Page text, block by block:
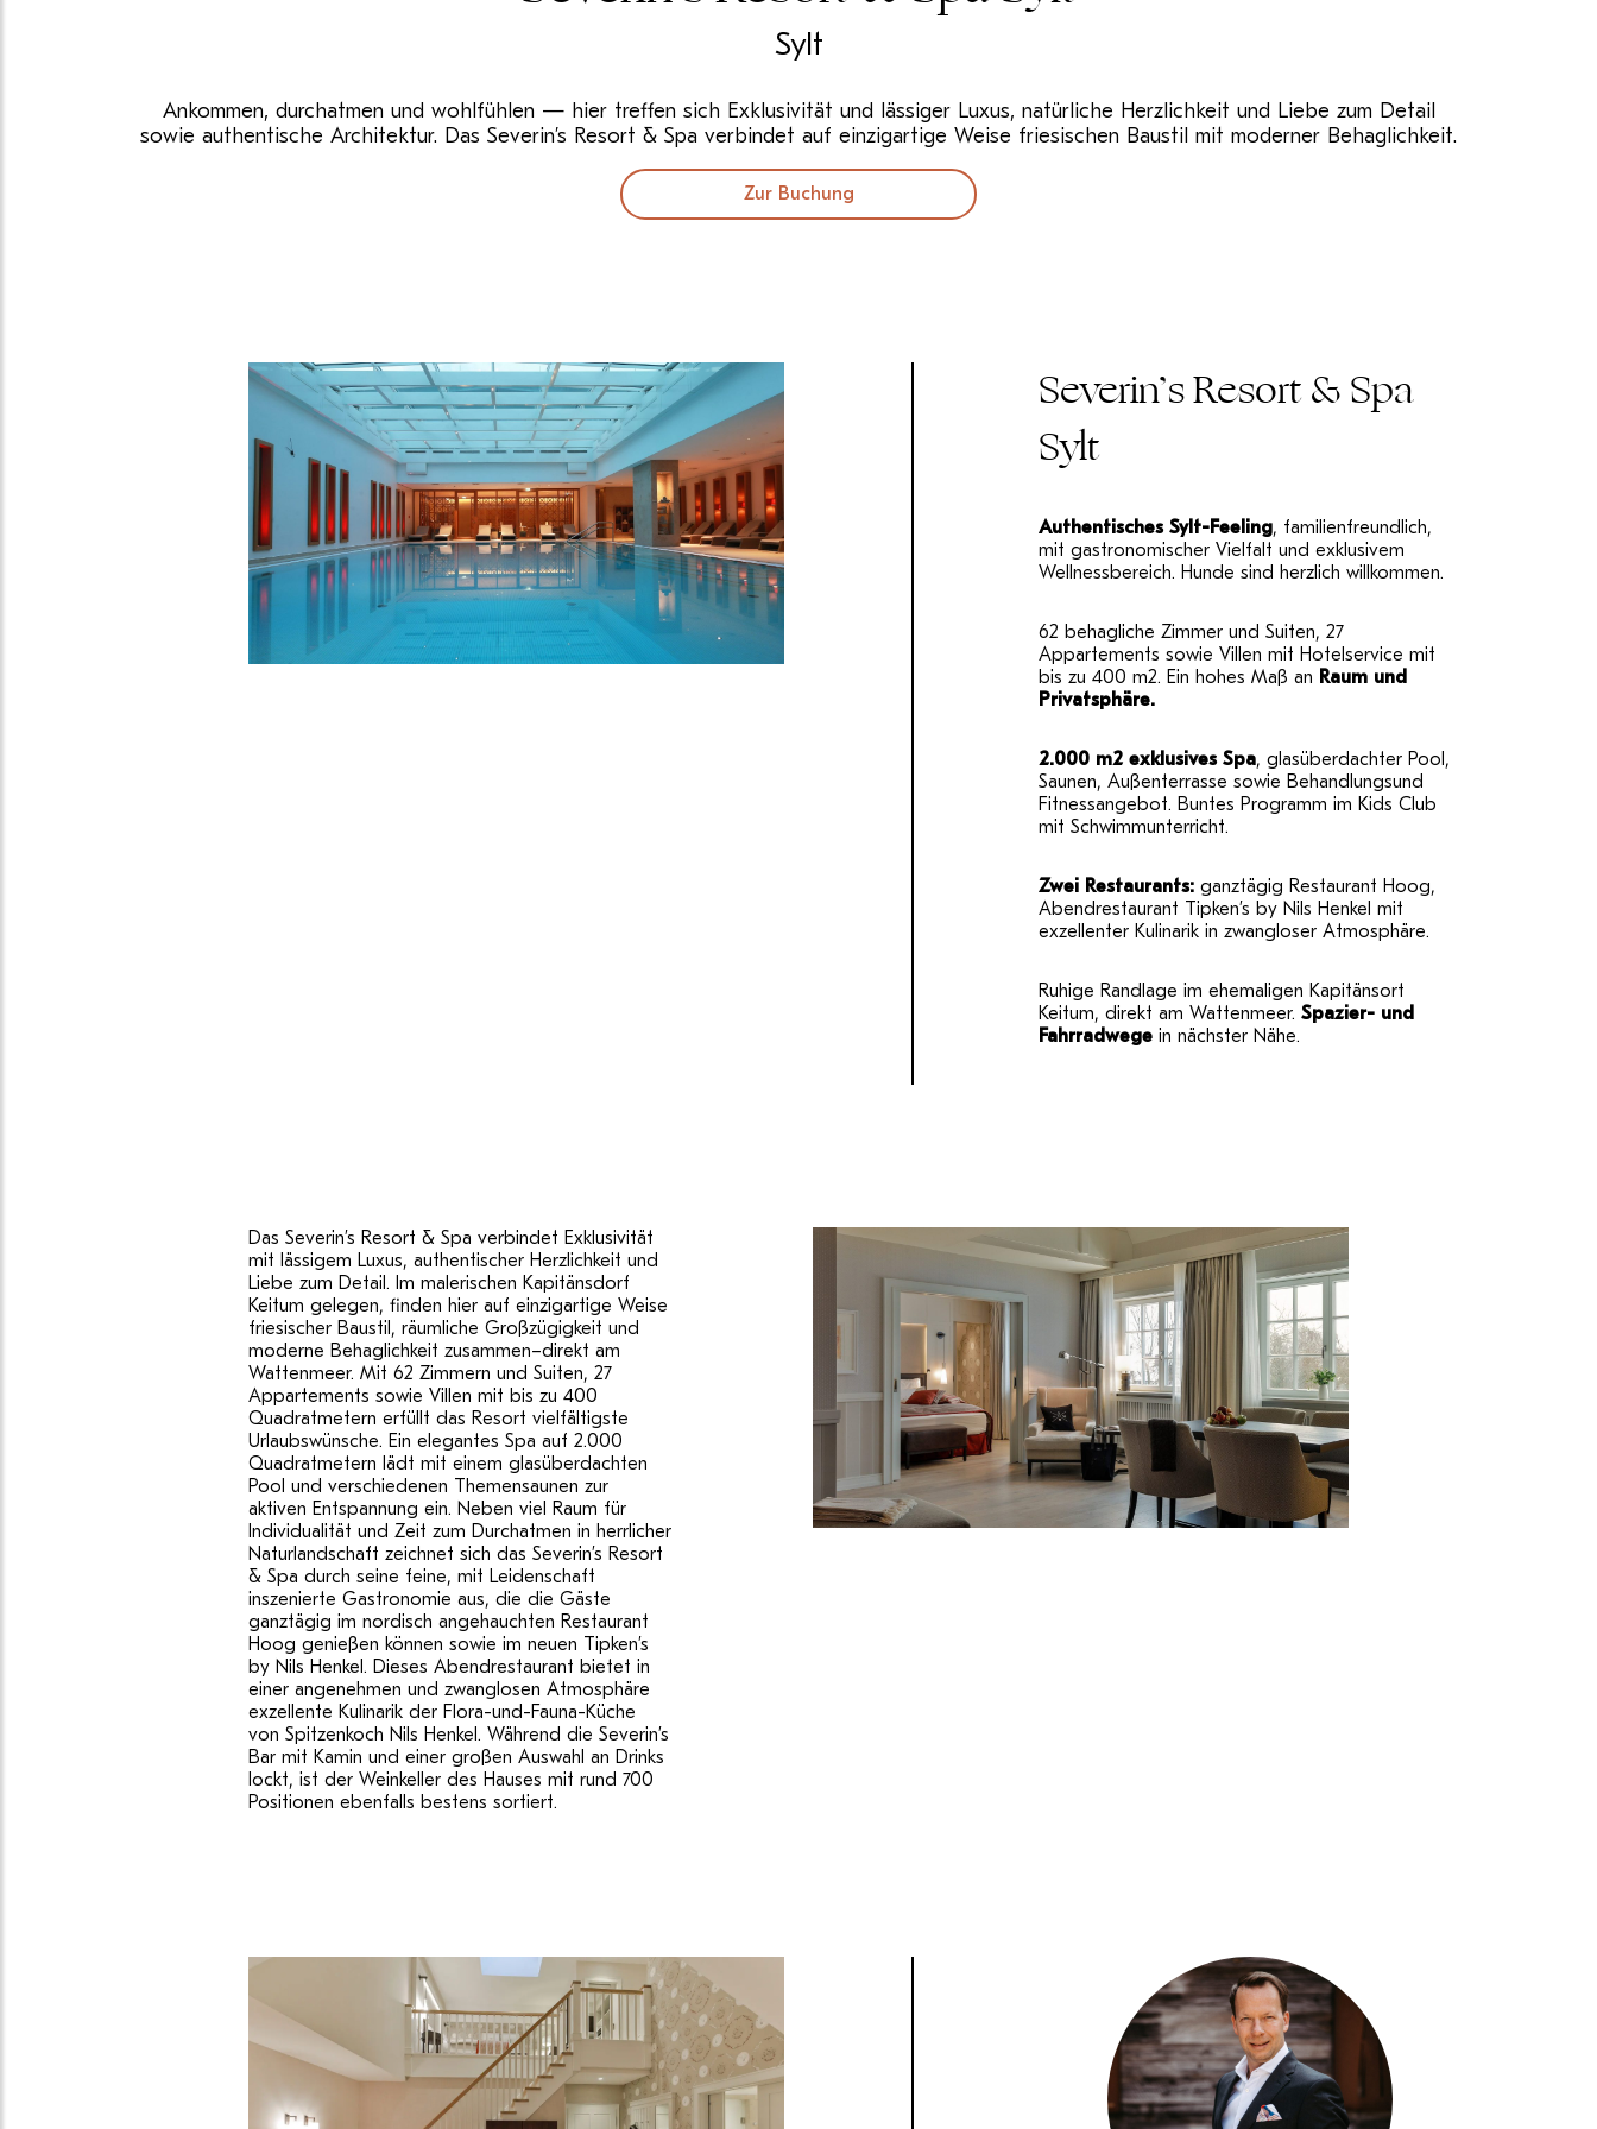
Sylt
Ankommen, durchatmen und wohlfühlen — hier treffen sich Exklusivität und lässiger Luxus, natürliche Herzlichkeit und Liebe zum Detail
sowie authentische Architektur. Das Severin’s Resort & Spa verbindet auf einzigartige Weise friesischen Baustil mit moderner Behaglichkeit.
Zur Buchung
Severin’s Resort & Spa
Sylt
Authentisches Sylt-Feeling, familienfreundlich,
mit gastronomischer Vielfalt und exklusivem
Wellnessbereich. Hunde sind herzlich willkommen.
62 behagliche Zimmer und Suiten, 27
Appartements sowie Villen mit Hotelservice mit
bis zu 400 m2. Ein hohes Maß an Raum und
Privatsphäre.
2.000 m2 exklusives Spa, glasüberdachter Pool,
Saunen, Außenterrasse sowie Behandlungsund
Fitnessangebot. Buntes Programm im Kids Club
mit Schwimmunterricht.
Zwei Restaurants: ganztägig Restaurant Hoog,
Abendrestaurant Tipken’s by Nils Henkel mit
exzellenter Kulinarik in zwangloser Atmosphäre.
Ruhige Randlage im ehemaligen Kapitänsort
Keitum, direkt am Wattenmeer. Spazier- und
Fahrradwege in nächster Nähe.
Das Severin’s Resort & Spa verbindet Exklusivität
mit lässigem Luxus, authentischer Herzlichkeit und
Liebe zum Detail. Im malerischen Kapitänsdorf
Keitum gelegen, finden hier auf einzigartige Weise
friesischer Baustil, räumliche Großzügigkeit und
moderne Behaglichkeit zusammen–direkt am
Wattenmeer. Mit 62 Zimmern und Suiten, 27
Appartements sowie Villen mit bis zu 400
Quadratmetern erfüllt das Resort vielfältigste
Urlaubswünsche. Ein elegantes Spa auf 2.000
Quadratmetern lädt mit einem glasüberdachten
Pool und verschiedenen Themensaunen zur
aktiven Entspannung ein. Neben viel Raum für
Individualität und Zeit zum Durchatmen in herrlicher
Naturlandschaft zeichnet sich das Severin’s Resort
& Spa durch seine feine, mit Leidenschaft
inszenierte Gastronomie aus, die die Gäste
ganztägig im nordisch angehauchten Restaurant
Hoog genießen können sowie im neuen Tipken’s
by Nils Henkel. Dieses Abendrestaurant bietet in
einer angenehmen und zwanglosen Atmosphäre
exzellente Kulinarik der Flora-und-Fauna-Küche
von Spitzenkoch Nils Henkel. Während die Severin’s
Bar mit Kamin und einer großen Auswahl an Drinks
lockt, ist der Weinkeller des Hauses mit rund 700
Positionen ebenfalls bestens sortiert.